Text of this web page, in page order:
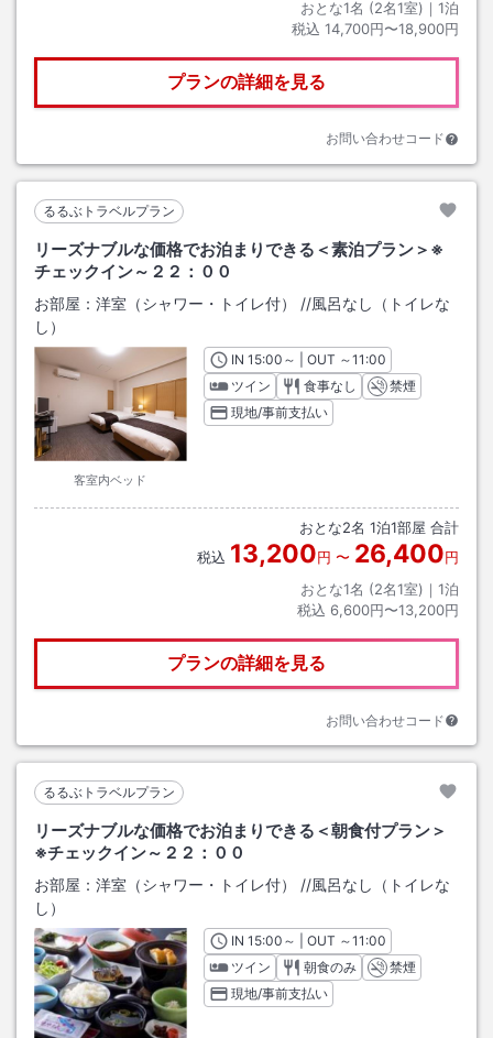
おとな1名 (2名1室)｜ 1泊
税込 14,700円〜18,900円
プランの詳細を見る
お問い合わせコード
るるぶトラベルプラン
リーズナブルな価格でお泊まりできる＜素泊プラン＞※
チェックイン～２２：００
お部屋： 洋室（シャワー・トイレ付） //風呂なし（トイレな
し）
客室内ベッド
INチェックイン
15:00 ～ | OUT チェックアウト
～11:00
ツイン
食事なし
禁煙
現地/事前支払い
おとな2名 1泊1部屋 合計
税込 13,200円 〜 26,400円
おとな1名 (2名1室)｜ 1泊
税込 6,600円〜13,200円
プランの詳細を見る
お問い合わせコード
るるぶトラベルプラン
リーズナブルな価格でお泊まりできる＜朝食付プラン＞
※チェックイン～２２：００
お部屋： 洋室（シャワー・トイレ付） //風呂なし（トイレな
し）
INチェックイン
15:00 ～ | OUT チェックアウト
～11:00
ツイン
朝食のみ
禁煙
現地/事前支払い